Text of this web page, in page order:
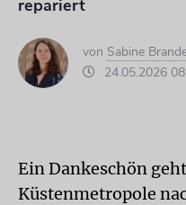
repariert
von Sabine
24.05.2026
Ein Dankeschön
Küstenmetropole